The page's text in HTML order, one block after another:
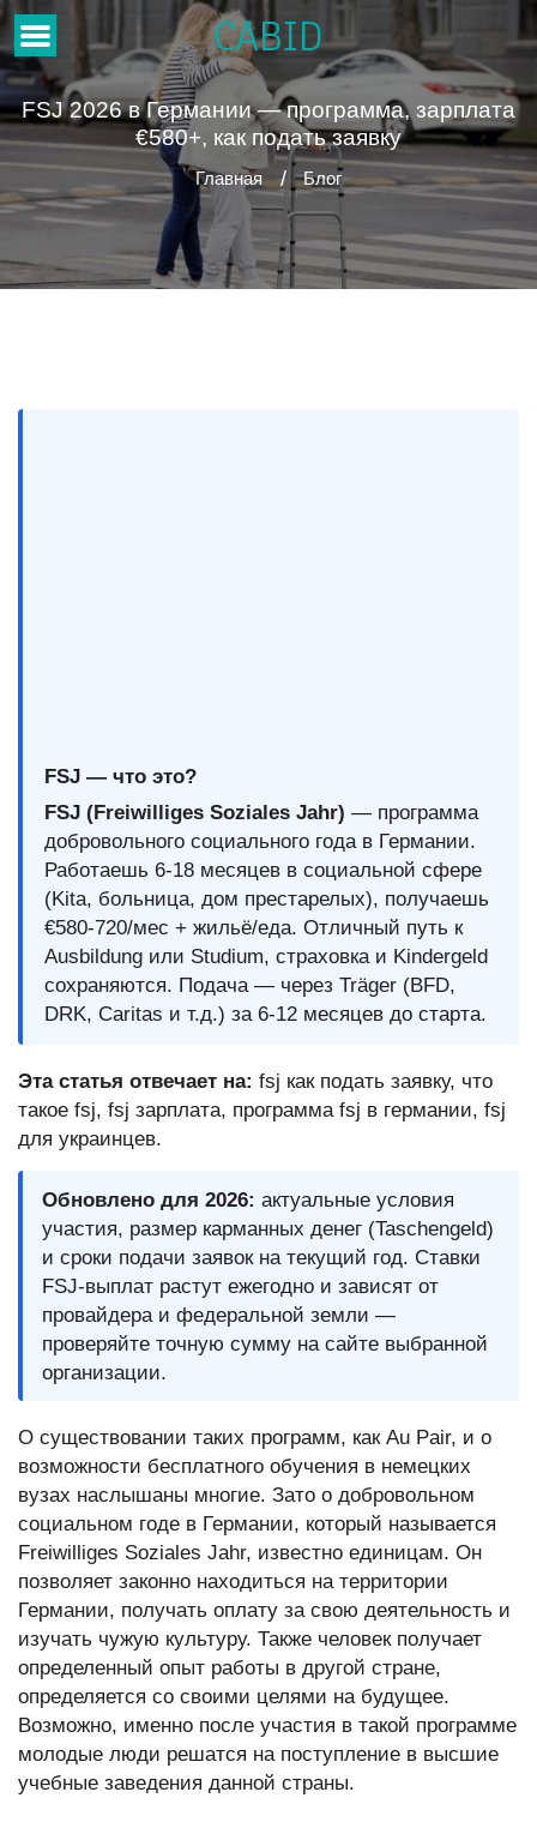
CABID
FSJ 2026 в Германии — программа, зарплата
€580+, как подать заявку
Главная Блог
FSJ — что это?
FSJ (Freiwilliges Soziales Jahr) — программа
добровольного социального года в Германии.
Работаешь 6-18 месяцев в социальной сфере
(Kita, больница, дом престарелых), получаешь
€580-720/мес + жильё/еда. Отличный путь к
Ausbildung или Studium, страховка и Kindergeld
сохраняются. Подача — через Träger (BFD,
DRK, Caritas и т.д.) за 6-12 месяцев до старта.
Эта статья отвечает на: fsj как подать заявку, что
такое fsj, fsj зарплата, программа fsj в германии, fsj
для украинцев.
Обновлено для 2026: актуальные условия
участия, размер карманных денег (Taschengeld)
и сроки подачи заявок на текущий год. Ставки
FSJ-выплат растут ежегодно и зависят от
провайдера и федеральной земли —
проверяйте точную сумму на сайте выбранной
организации.
О существовании таких программ, как Au Pair, и о
возможности бесплатного обучения в немецких
вузах наслышаны многие. Зато о добровольном
социальном годе в Германии, который называется
Freiwilliges Soziales Jahr, известно единицам. Он
позволяет законно находиться на территории
Германии, получать оплату за свою деятельность и
изучать чужую культуру. Также человек получает
определенный опыт работы в другой стране,
определяется со своими целями на будущее.
Возможно, именно после участия в такой программе
молодые люди решатся на поступление в высшие
учебные заведения данной страны.